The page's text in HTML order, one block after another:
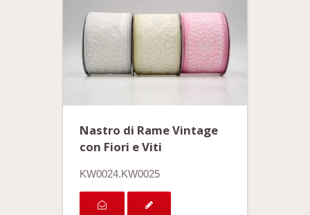
Nastro di Rame Vintage
con Fiori e Viti
KW0024.KW0025